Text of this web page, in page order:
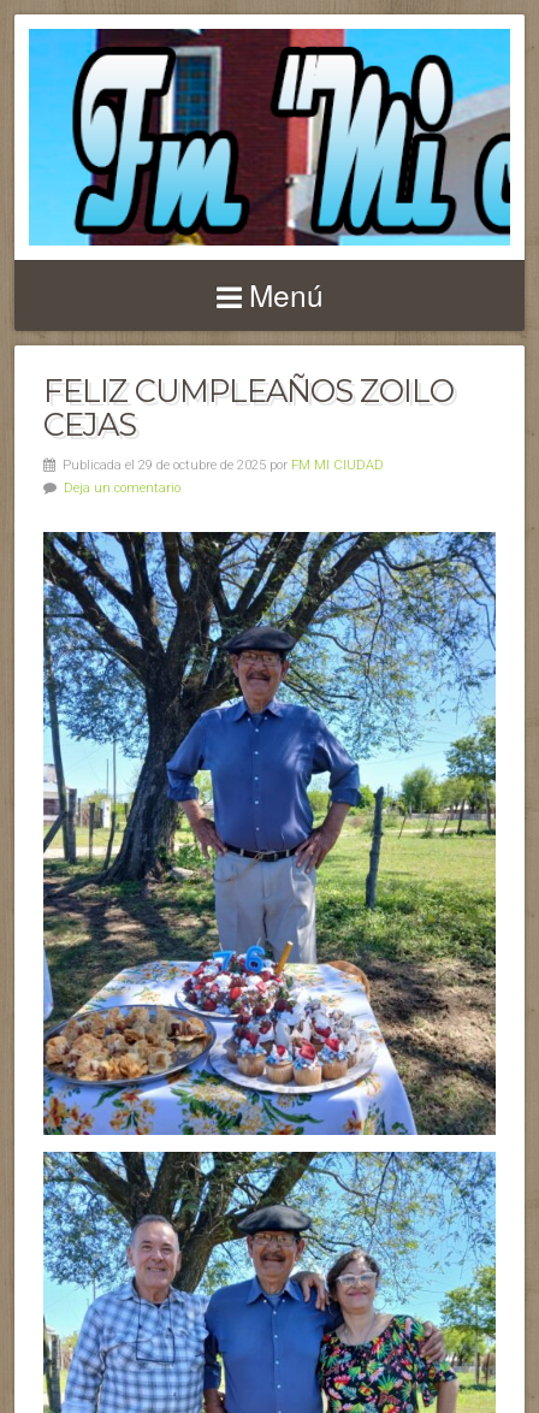
Menú
FELIZ CUMPLEAÑOS ZOILO
CEJAS
Publicada el 29 de octubre de 2025 por FM MI CIUDAD
Deja un comentario